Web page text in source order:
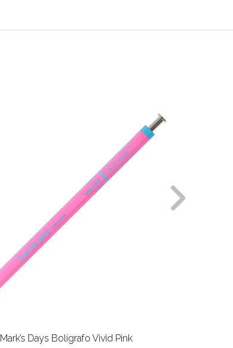
Mark’s Days Bolígrafo Vivid Pink